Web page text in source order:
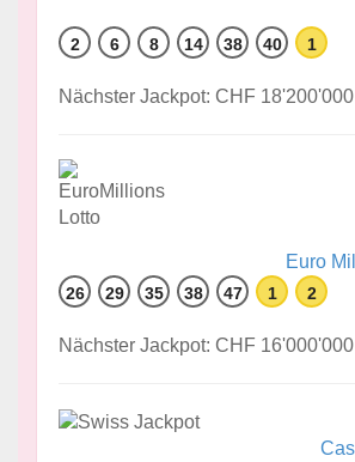
2 6 8 14 38 40 1
Nächster Jackpot: CHF 18'200'000
Euro
26 29 35 38 47 1 2
Nächster Jackpot: CHF 16'000'000